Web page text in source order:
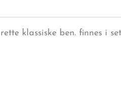
klassiske ben. finnes i